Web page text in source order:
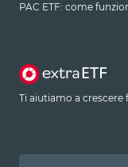
PAC ETF: come
Ti aiutiamo a crescere